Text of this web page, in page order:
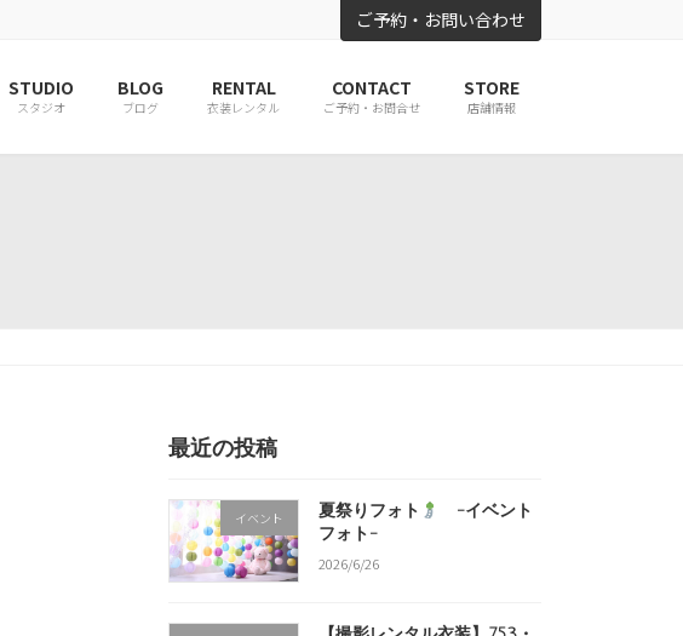
ご予約・お問い合わせ
STUDIO
スタジオ
BLOG
ブログ
RENTAL
衣装レンタル
CONTACT
ご予約・お問合せ
STORE
店舗情報
最近の投稿
イベント 夏祭りフォト
-イベント
フォト-
2026/6/26